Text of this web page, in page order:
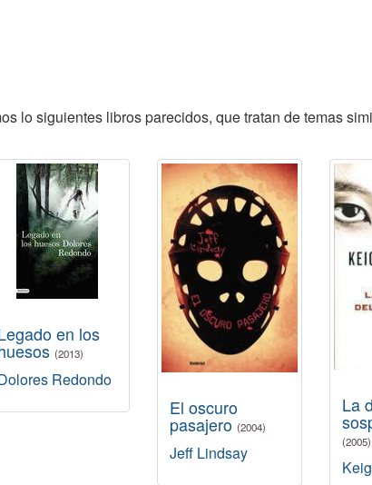
lo siguientes libros parecidos, que tratan de temas
en los
(2013)
Redondo
El oscuro
pasajero (2004)
Jeff Lindsay
La
(2005)